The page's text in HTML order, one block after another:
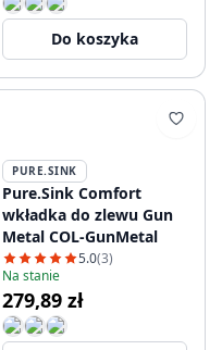
Do koszyka
PURE.SINK
Pure.Sink Comfort
wkładka do zlewu Gun
Metal COL-GunMetal
5.0(3)
Na stanie
279,89 zł